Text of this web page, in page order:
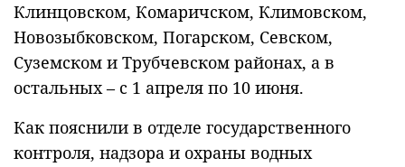
Клинцовском, Комаричском, Климовском,
Новозыбковском, Погарском, Севском,
Суземском и Трубчевском районах, а в
остальных – с 1 апреля по 10 июня.
Как пояснили в отделе государственного
контроля, надзора и охраны водных